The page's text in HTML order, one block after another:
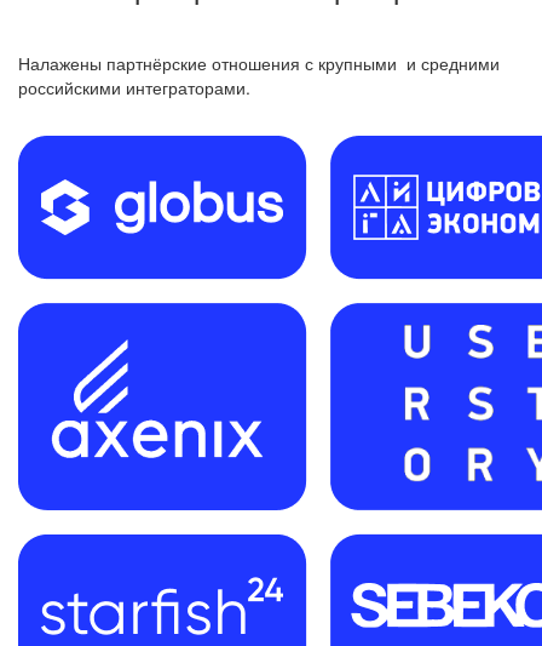
Налажены партнёрские отношения с крупными и средними
российскими интеграторами.